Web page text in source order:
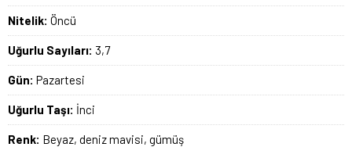
Nitelik: Öncü
Uğurlu Sayıları: 3,7
Gün: Pazartesi
Uğurlu Taşı: İnci
Renk: Beyaz, deniz mavisi, gümüş